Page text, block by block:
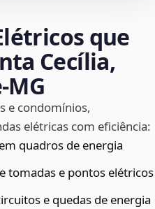
que
Cecília,
e condomínios,
elétricas com eficiência:
quadros de energia
tomadas e pontos elétricos
e quedas de energia